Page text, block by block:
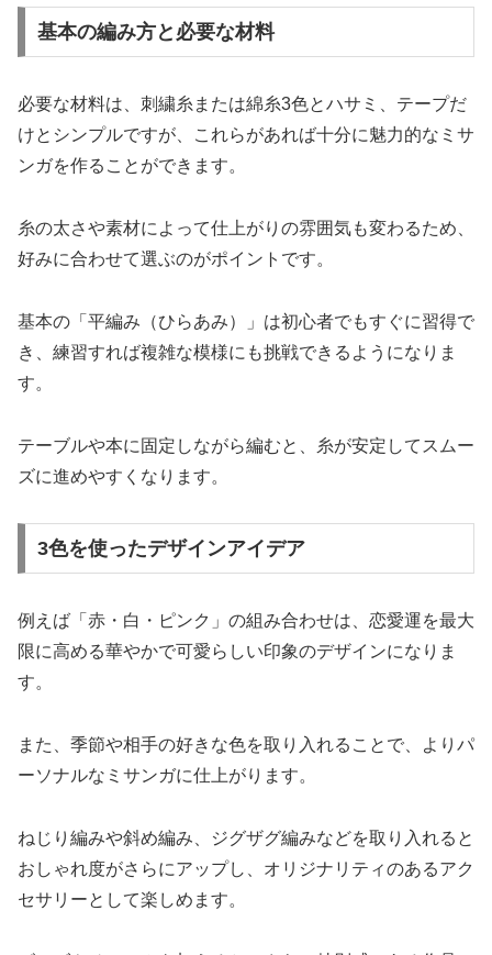
基本の編み方と必要な材料
必要な材料は、刺繍糸または綿糸3色とハサミ、テープだ
けとシンプルですが、これらがあれば十分に魅力的なミサ
ンガを作ることができます。
糸の太さや素材によって仕上がりの雰囲気も変わるため、
好みに合わせて選ぶのがポイントです。
基本の「平編み（ひらあみ）」は初心者でもすぐに習得で
き、練習すれば複雑な模様にも挑戦できるようになりま
す。
テーブルや本に固定しながら編むと、糸が安定してスムー
ズに進めやすくなります。
3色を使ったデザインアイデア
例えば「赤・白・ピンク」の組み合わせは、恋愛運を最大
限に高める華やかで可愛らしい印象のデザインになりま
す。
また、季節や相手の好きな色を取り入れることで、よりパ
ーソナルなミサンガに仕上がります。
ねじり編みや斜め編み、ジグザグ編みなどを取り入れると
おしゃれ度がさらにアップし、オリジナリティのあるアク
セサリーとして楽しめます。